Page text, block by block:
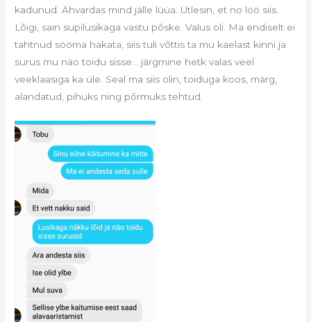
kadunud. Ähvardas mind jälle lüüa. Ütlesin, et no löö siis.
Lõigi, sain supilusikaga vastu põske. Valus oli. Ma endiselt ei
tahtnud sööma hakata, siis tuli võttis ta mu kaelast kinni ja
surus mu näo toidu sisse… järgmine hetk valas veel
veeklaasiga ka üle. Seal ma siis olin, toiduga koos, märg,
alandatud, pihuks ning põrmuks tehtud.